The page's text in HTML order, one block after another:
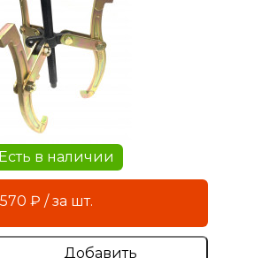
Есть в наличии
Розница: 3 570 ₽ / за шт.
Добавить